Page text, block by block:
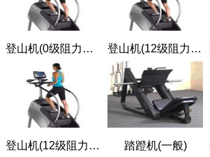
登山机(0级阻力，3.2千米/小时) 登山机(12级阻力，4.8千米/小时)
登山机(12级阻力，3.2千米/小时) 踏蹬机(一般)